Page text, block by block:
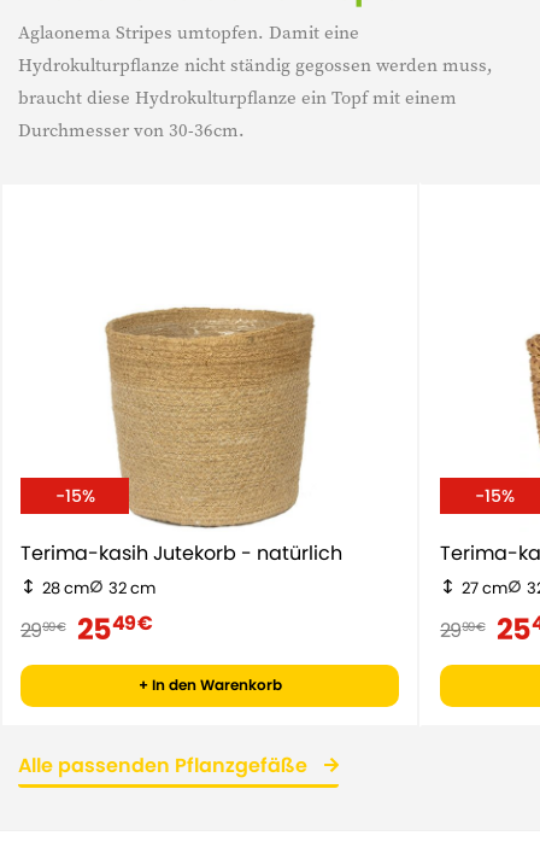
Aglaonema Stripes umtopfen. Damit eine
Hydrokulturpflanze nicht ständig gegossen werden muss,
braucht diese Hydrokulturpflanze ein Topf mit einem
Durchmesser von 30-36cm.
-15%
Terima-kasih Jutekorb - natürlich
28 cm 32 cm
2999 € 2549 €
+ In den Warenkorb
-15%
Terima-
27 cm
2999 € 25
Alle passenden Pflanzgefäße